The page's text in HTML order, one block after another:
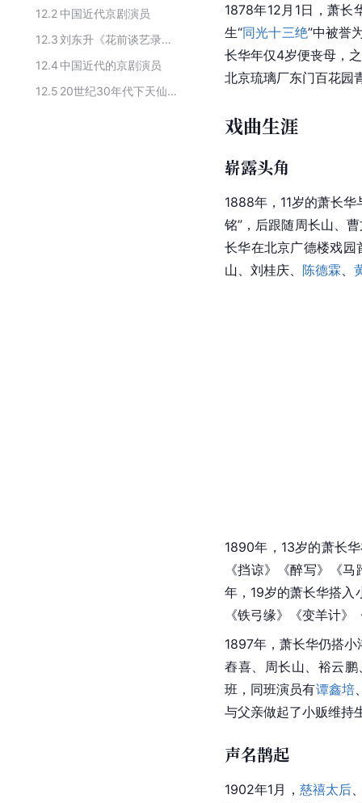
12.2中国近代京剧演员
12.3
刘东升《花前谈艺录》中收录的人物
12.4中国近代的京剧演员
12.5
20世纪30年代下天仙茶园戏园的主要演员
1878年12月1日，萧长
生“同光十三绝”中被誉
长华年仅4岁便丧母，
北京琉璃厂东门百花园
戏曲生涯
崭露头角
1888年，11岁的萧长
铭”，后跟随周长山、
长华在北京广德楼戏
山、刘桂庆、 陈德霖
1890年，13岁的萧长
《挡谅》《醉写》《马
年，19岁的萧长华搭入
《铁弓缘》《变羊计》
1897年，萧长华仍搭
舂喜、周长山、裕云鹏
班，同班演员有谭鑫培
与父亲做起了小贩维持
声名鹊起
1902年1月， 慈禧太后